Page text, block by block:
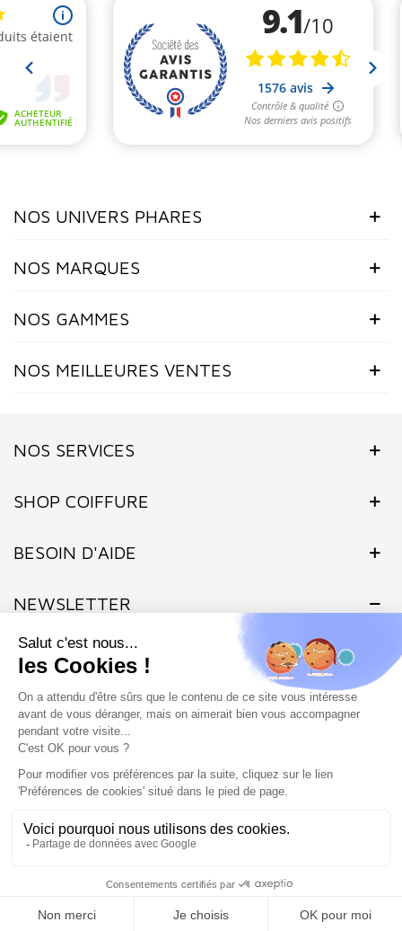
NOS UNIVERS PHARES
NOS MARQUES
NOS GAMMES
NOS MEILLEURES VENTES
NOS SERVICES
SHOP COIFFURE
BESOIN D'AIDE
NEWSLETTER
Inscrivez-vous dès maintenant à notre Newsletter et recevez en
exclusivité nos offres flashs, promotions et actualités.
Site protégé par reCAPTCHA.
Marchand approuvé par la Société des Avis Garantis, cliquez ici pour
vérifier.
SHOP COIFFURE © 2026 - Tous droits réservés - Site créé et
Filtrer Mon Panier Haut